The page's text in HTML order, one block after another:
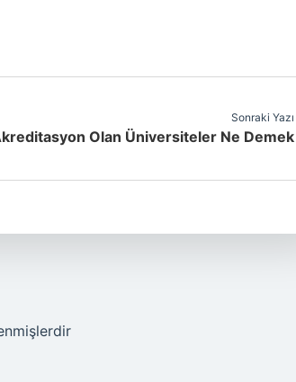
Sonraki Yazı
Olan Üniversiteler Ne Demek